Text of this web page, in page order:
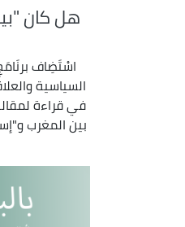
هل كان
اسْتَضِاف
السياسية
في قراءة
بين المغرب